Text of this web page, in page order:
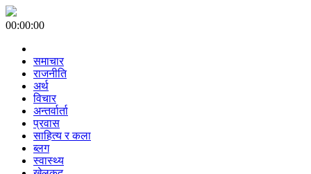
00:00:00
समाचार
राजनीति
अर्थ
विचार
अन्तर्वार्ता
प्रवास
साहित्य र कला
ब्लग
स्वास्थ्य